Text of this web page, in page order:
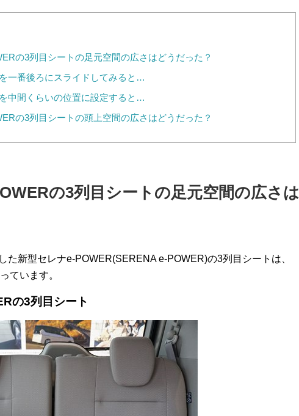
の3列目シートの足元空間の広さはどうだった？
一番後ろにスライドしてみると…
中間くらいの位置に設定すると…
の3列目シートの頭上空間の広さはどうだった？
の3列目シートの足元空間の広さは
た新型セレナe-POWER(SERENA e-POWER)の3列目シートは、
ています。
の3列目シート